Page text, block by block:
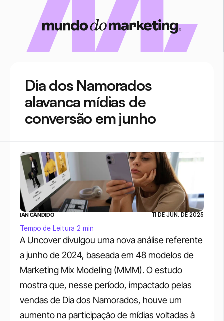
Dia dos Namorados
alavanca mídias de
conversão em junho
A Uncover divulgou uma nova análise referente
a junho de 2024, baseada em 48 modelos de
Marketing Mix Modeling (MMM). O estudo
mostra que, nesse período, impactado pelas
vendas de Dia dos Namorados, houve um
aumento na participação de mídias voltadas à
IAN CÂNDIDO 11 DE JUN. DE 2025
Tempo de Leitura 2 min